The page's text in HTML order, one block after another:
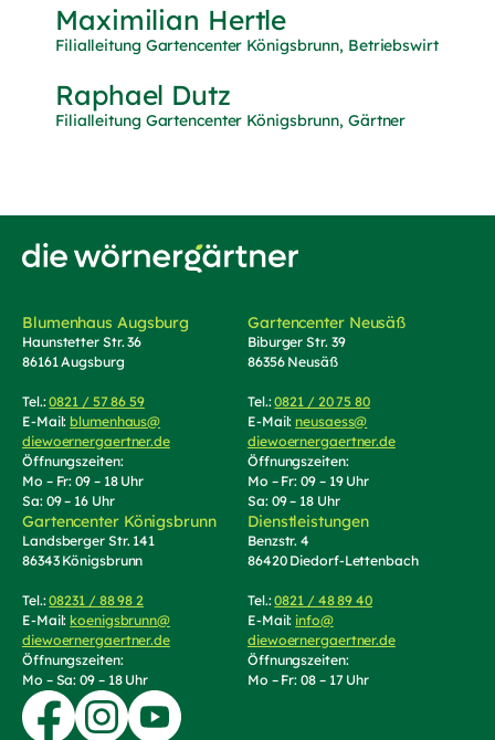
Maximilian Hertle
Filialleitung Gartencenter Königsbrunn, Betriebswirt
Raphael Dutz
Filialleitung Gartencenter Königsbrunn, Gärtner
Zur Startseite von Die Wörnergärtner
Zur Facebook-Seite von Die Wörnergärtner
Zur Instagram-Seite von die Wörnergärtner
Zum YouTube-Kanal von Die Wörnergärtner
Blumenhaus Augsburg
Haunstetter Str. 36
86161 Augsburg
Tel.:0821 / 57 86 59(Telefonnummer anrufen)
E-Mail:blumenhaus@
diewoernergaertner.de(E-Mail schreiben, öffnet Mail-Programm)
Öffnungszeiten:
Mo – Fr: 09 – 18 Uhr
Sa: 09 – 16 Uhr
Gartencenter Neusäß
Biburger Str. 39
86356 Neusäß
Tel.:0821 / 20 75 80(Telefonnummer
E-Mail:neusaess@
diewoernergaertner.de(E-Mail
Öffnungszeiten:
Mo – Fr: 09 – 19 Uhr
Sa: 09 – 18 Uhr
Gartencenter Königsbrunn
Landsberger Str. 141
86343 Königsbrunn
Tel.:08231 / 88 98 2 (Telefonnummer anrufen)
E-Mail:koenigsbrunn@
diewoernergaertner.de(E-Mail schreiben, öffnet Mail-Programm)
Öffnungszeiten:
Mo – Sa: 09 – 18 Uhr
Dienstleistungen
Benzstr. 4
86420 Diedorf-Lettenbach
Tel.:0821 / 48 89 40(Telefonnummer
E-Mail: info@
diewoernergaertner.de(E-Mail
Öffnungszeiten:
Mo – Fr: 08 – 17 Uhr